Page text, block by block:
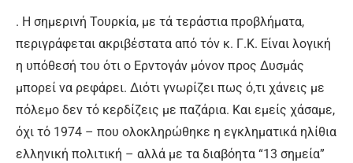
. Η σημερινή Τουρκία, με τά τεράστια προβλήματα,
περιγράφεται ακριβέστατα από τόν κ. Γ.Κ. Είναι λογική
η υπόθεσή του ότι ο Ερντογάν μόνον προς Δυσμάς
μπορεί να ρεφάρει. Διότι γνωρίζει πως ό,τι χάνεις με
πόλεμο δεν τό κερδίζεις με παζάρια. Και εμείς χάσαμε,
όχι τό 1974 – που ολοκληρώθηκε η εγκληματικά ηλίθια
ελληνική πολιτική – αλλά με τα διαβόητα “13 σημεία”